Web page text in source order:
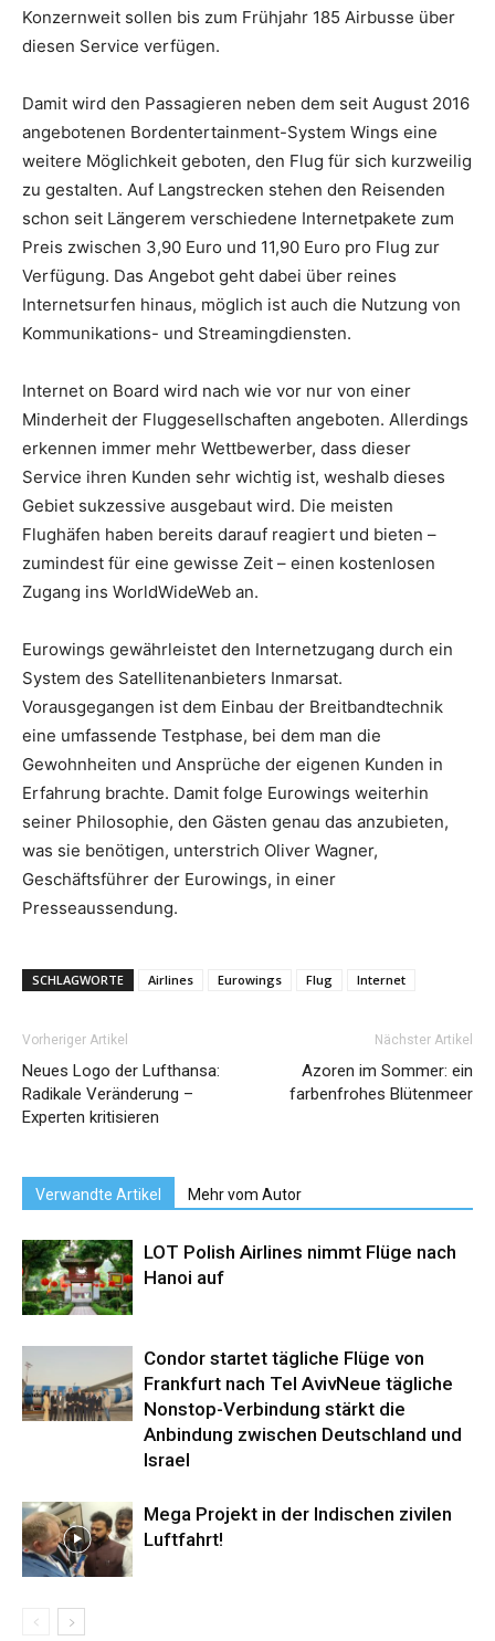
Konzernweit sollen bis zum Frühjahr 185 Airbusse über
diesen Service verfügen.
Damit wird den Passagieren neben dem seit August 2016
angebotenen Bordentertainment-System Wings eine
weitere Möglichkeit geboten, den Flug für sich kurzweilig
zu gestalten. Auf Langstrecken stehen den Reisenden
schon seit Längerem verschiedene Internetpakete zum
Preis zwischen 3,90 Euro und 11,90 Euro pro Flug zur
Verfügung. Das Angebot geht dabei über reines
Internetsurfen hinaus, möglich ist auch die Nutzung von
Kommunikations- und Streamingdiensten.
Internet on Board wird nach wie vor nur von einer
Minderheit der Fluggesellschaften angeboten. Allerdings
erkennen immer mehr Wettbewerber, dass dieser
Service ihren Kunden sehr wichtig ist, weshalb dieses
Gebiet sukzessive ausgebaut wird. Die meisten
Flughäfen haben bereits darauf reagiert und bieten –
zumindest für eine gewisse Zeit – einen kostenlosen
Zugang ins WorldWideWeb an.
Eurowings gewährleistet den Internetzugang durch ein
System des Satellitenanbieters Inmarsat.
Vorausgegangen ist dem Einbau der Breitbandtechnik
eine umfassende Testphase, bei dem man die
Gewohnheiten und Ansprüche der eigenen Kunden in
Erfahrung brachte. Damit folge Eurowings weiterhin
seiner Philosophie, den Gästen genau das anzubieten,
was sie benötigen, unterstrich Oliver Wagner,
Geschäftsführer der Eurowings, in einer
Presseaussendung.
SCHLAGWORTE Airlines Eurowings Flug Internet
Vorheriger Artikel
Neues Logo der Lufthansa:
Radikale Veränderung –
Experten kritisieren
Nächster Artikel
Azoren im Sommer: ein
farbenfrohes Blütenmeer
Verwandte Artikel Mehr vom Autor
LOT Polish Airlines nimmt Flüge nach
Hanoi auf
Condor startet tägliche Flüge von
Frankfurt nach Tel AvivNeue tägliche
Nonstop-Verbindung stärkt die
Anbindung zwischen Deutschland und
Israel
Mega Projekt in der Indischen zivilen
Luftfahrt!